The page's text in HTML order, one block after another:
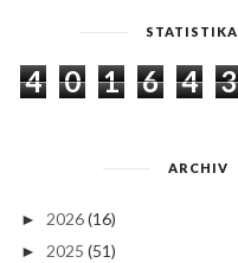
STATISTIKA
4 0 1 6 4 3
ARCHIV
► 2026 (16)
► 2025 (51)